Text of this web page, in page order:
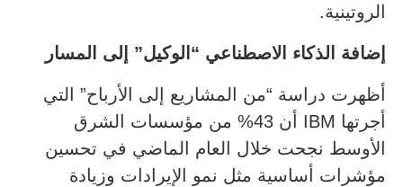
الروتينية.
إضافة الذكاء الاصطناعي “الوكيل” إلى المسار
أظهرت دراسة “من المشاريع إلى الأرباح” التي
أجرتها IBM أن 43% من مؤسسات الشرق
الأوسط نجحت خلال العام الماضي في تحسين
مؤشرات أساسية مثل نمو الإيرادات وزيادة